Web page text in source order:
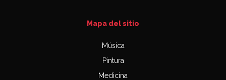
Mapa del sitio
Música
Pintura
Medicina